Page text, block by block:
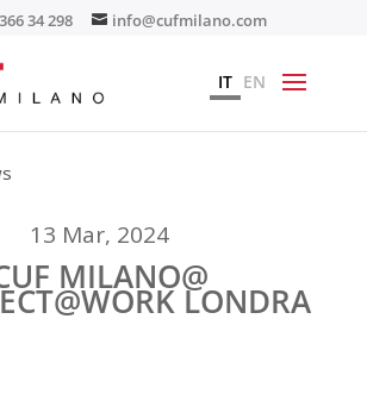
34 298 info@cufmilano.com
IT EN
13 Mar, 2024
MILANO@
LONDRA